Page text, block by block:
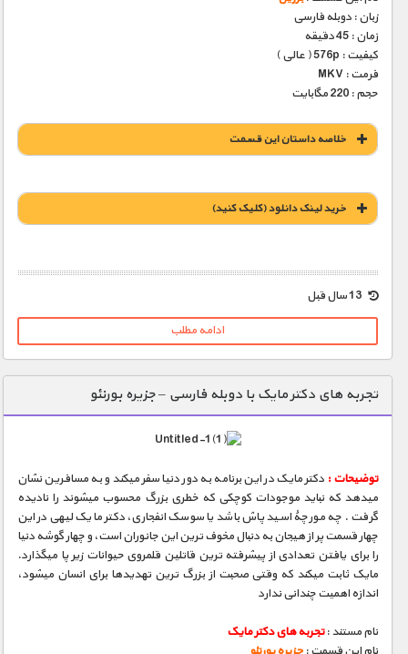
زبان : دوبله فارسی
زمان : 45 دقیقه
کیفیت : 576p ( عالی )
فرمت : MKV
حجم : 220 مگابایت
خلاصه داستان این قسمت
خريد لينک دانلود (کليک کنيد)
1900 تومان – خريد لينک دانلود (افزودن به سبد خريد)
ادامه مطلب
تجربه های دکتر مایک با دوبله فارسی – جزیره بورنئو
توضیحات : دکتر مایک در این برنامه به دور دنیا سفر میکند و به مسافرین نشان
میدهد که نباید موجودات کوچکی که خطری بزرگ محسوب میشوند را نادیده
گرفت . چه مورچۀ اسید پاش باشد یا سوسک انفجاری، دکتر مایک لیهی در این
چهار قسمت پر از هیجان به دنبال مخوف ترین این جانوران است، و چهار گوشه دنیا
را برای یافتن تعدادی از پیشرفته ترین قاتلین قلمروی حیوانات زیر پا میگذارد.
مایک ثابت میکند که وقتی صحبت از بزرگ ترین تهدیدها برای انسان میشود،
اندازه اهمیت چندانی ندارد
نام مستند :تجربه های دکتر مایک